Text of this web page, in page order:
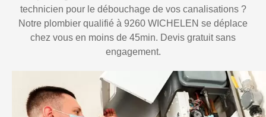
technicien pour le débouchage de vos canalisations ?
Notre plombier qualifié à 9260 WICHELEN se déplace
chez vous en moins de 45min. Devis gratuit sans
engagement.